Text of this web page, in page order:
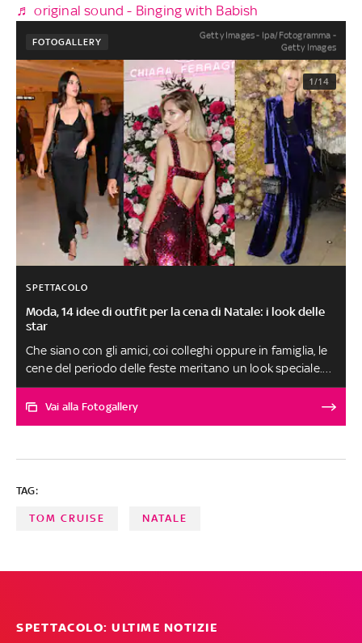
♬ original sound - Binging with Babish
FOTOGALLERY
Getty Images - Ipa/Fotogramma -
Getty Images
1/14
SPETTACOLO
Moda, 14 idee di outfit per la cena di Natale: i look delle
star
Che siano con gli amici, coi colleghi oppure in famiglia, le
cene del periodo delle feste meritano un look speciale.
Dal tailleur al minidress, all'abito lungo, in questa
stagione vincono le creazioni dallo spirito gioioso. Il
Ecco qualche celebrity look a cui ispirarsi A cura di
Vai alla Fotogallery
TAG:
TOM CRUISE NATALE
SPETTACOLO: ULTIME NOTIZIE